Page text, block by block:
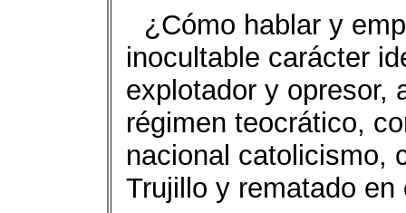
¿Cómo hablar y
inocultable carácter
explotador y opresor,
régimen teocrático,
nacional catolicismo,
Trujillo y rematado en